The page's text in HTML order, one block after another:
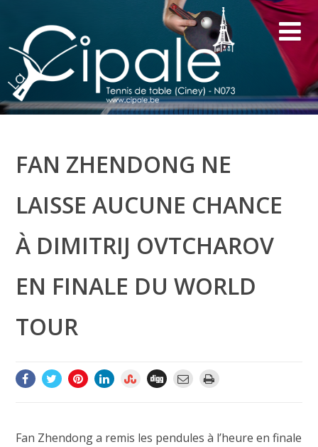
FAN ZHENDONG NE
LAISSE AUCUNE CHANCE
À DIMITRIJ OVTCHAROV
EN FINALE DU WORLD
TOUR
Fan Zhendong a remis les pendules à l’heure en finale